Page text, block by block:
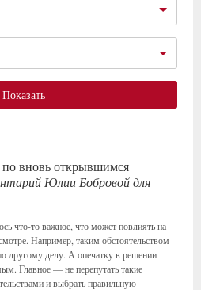
Показать
по вновь открывшимся
Юлии Бобровой для
что-то важное, что может повлиять на
Например, таким обстоятельством
другому делу. А опечатку в решении
Главное — не перепутать такие
и выбрать правильную